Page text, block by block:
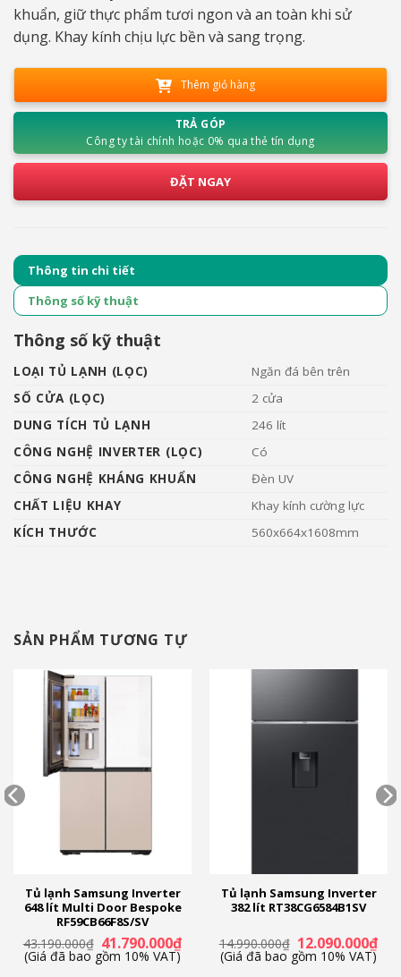
khuẩn, giữ thực phẩm tươi ngon và an toàn khi sử
dụng. Khay kính chịu lực bền và sang trọng.
Thêm giỏ hàng
TRẢ GÓP
Công ty tài chính hoặc 0% qua thẻ tín dụng
ĐẶT NGAY
Thông tin chi tiết
Thông số kỹ thuật
Thông số kỹ thuật
LOẠI TỦ LẠNH (LỌC)
Ngăn đá bên trên
SỐ CỬA (LỌC)
2 cửa
DUNG TÍCH TỦ LẠNH
246 lít
CÔNG NGHỆ INVERTER (LỌC)
Có
CÔNG NGHỆ KHÁNG KHUẨN
Đèn UV
CHẤT LIỆU KHAY
Khay kính cường lực
KÍCH THƯỚC
560x664x1608mm
SẢN PHẨM TƯƠNG TỰ
Tủ lạnh Samsung Inverter
648 lít Multi Door Bespoke
RF59CB66F8S/SV
43.190.000₫ Giá
gốc
là:
41.790.000₫Giá
(Giá đã bao gồm 10% VAT)
Tủ lạnh Samsung Inverter
382 lít RT38CG6584B1SV
14.990.000₫ Giá
gốc
là:
12.090.000₫Giá
(Giá đã bao gồm 10% VAT)